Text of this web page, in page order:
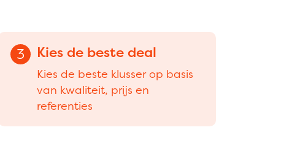
3 Kies de beste deal
Kies de beste klusser op basis
van kwaliteit, prijs en
referenties